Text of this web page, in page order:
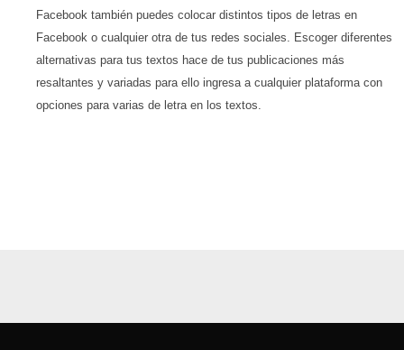
Facebook también puedes colocar distintos tipos de letras en
Facebook o cualquier otra de tus redes sociales. Escoger diferentes
alternativas para tus textos hace de tus publicaciones más
resaltantes y variadas para ello ingresa a cualquier plataforma con
opciones para varias de letra en los textos.